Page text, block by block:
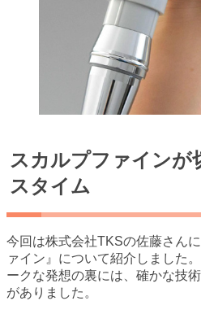
スカルプファインが
スタイム
今回は株式会社TKSの佐藤さん
ァイン』について紹介しました
ークな発想の裏には、確かな技
がありました。